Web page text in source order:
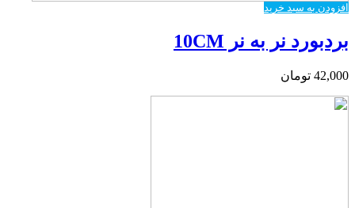
افزودن به سبد خرید
بردبورد نر به نر 10CM
42,000 تومان